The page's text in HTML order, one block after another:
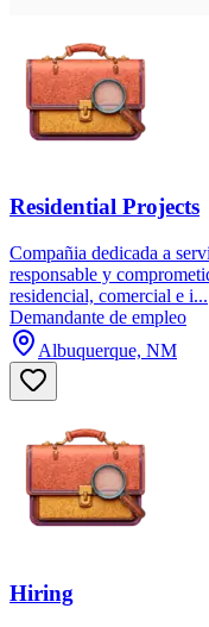
Residential Projects
Compañia dedicada a
responsable y
residencial, comercial e i...
Demandante de empleo
Albuquerque, NM
Hiring